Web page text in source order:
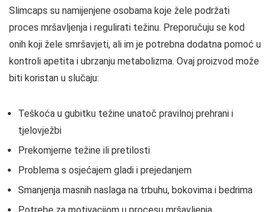
Slimcaps su namijenjene osobama koje žele podržati
proces mršavljenja i regulirati težinu. Preporučuju se kod
onih koji žele smršavjeti, ali im je potrebna dodatna pomoć u
kontroli apetita i ubrzanju metabolizma. Ovaj proizvod može
biti koristan u slučaju:
Teškoća u gubitku težine unatoč pravilnoj prehrani i
tjelovježbi
Prekomjerne težine ili pretilosti
Problema s osjećajem gladi i prejedanjem
Smanjenja masnih naslaga na trbuhu, bokovima i bedrima